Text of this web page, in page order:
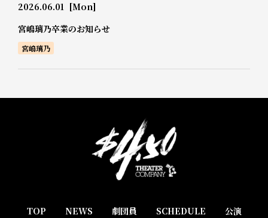
2026.06.01 [Mon]
宮嶋璃乃卒業のお知らせ
宮嶋璃乃
TOP NEWS 劇団員 SCHEDULE 公演